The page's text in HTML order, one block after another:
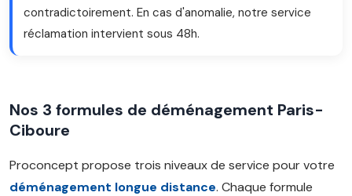
contradictoirement. En cas d'anomalie, notre service
réclamation intervient sous 48h.
Nos 3 formules de déménagement Paris-
Ciboure
Proconcept propose trois niveaux de service pour votre
déménagement longue distance. Chaque formule